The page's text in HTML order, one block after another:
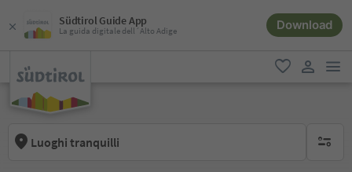
Südtirol Guide App
La guida digitale dell´Alto Adige Download
favoriti
Luoghi tranquilli